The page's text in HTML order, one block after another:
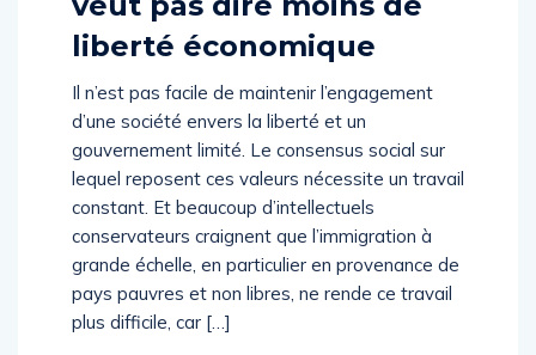
liberté économique
Il n’est pas facile de maintenir l’engagement
d’une société envers la liberté et un
gouvernement limité. Le consensus social sur
lequel reposent ces valeurs nécessite un travail
constant. Et beaucoup d’intellectuels
conservateurs craignent que l’immigration à
grande échelle, en particulier en provenance de
pays pauvres et non libres, ne rende ce travail
plus difficile, car […]